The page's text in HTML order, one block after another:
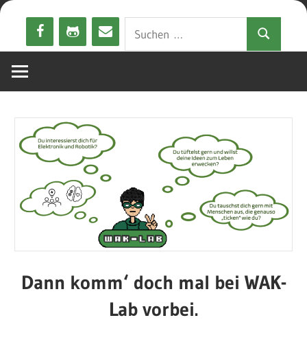
Zum
springen
Suchen
Dann komm‘ doch mal bei WAK-
Lab vorbei.